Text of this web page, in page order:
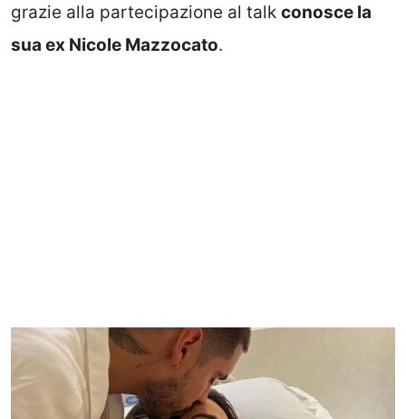
grazie alla partecipazione al talk conosce la
sua ex Nicole Mazzocato.